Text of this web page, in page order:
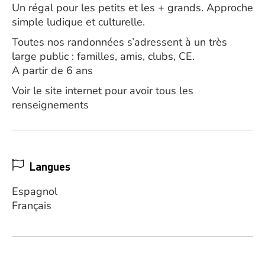
Un régal pour les petits et les + grands. Approche
simple ludique et culturelle.
Toutes nos randonnées s’adressent à un très
large public : familles, amis, clubs, CE.
A partir de 6 ans
Voir le site internet pour avoir tous les
renseignements
Langues
Espagnol
Français